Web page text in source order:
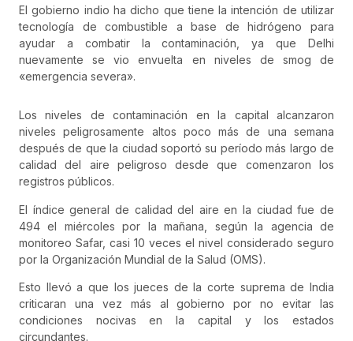
El gobierno indio ha dicho que tiene la intención de utilizar
tecnología de combustible a base de hidrógeno para
ayudar a combatir la contaminación, ya que Delhi
nuevamente se vio envuelta en niveles de smog de
«emergencia severa».
Los niveles de contaminación en la capital alcanzaron
niveles peligrosamente altos poco más de una semana
después de que la ciudad soportó su período más largo de
calidad del aire peligroso desde que comenzaron los
registros públicos.
El índice general de calidad del aire en la ciudad fue de
494 el miércoles por la mañana, según la agencia de
monitoreo Safar, casi 10 veces el nivel considerado seguro
por la Organización Mundial de la Salud (OMS).
Esto llevó a que los jueces de la corte suprema de India
criticaran una vez más al gobierno por no evitar las
condiciones nocivas en la capital y los estados
circundantes.